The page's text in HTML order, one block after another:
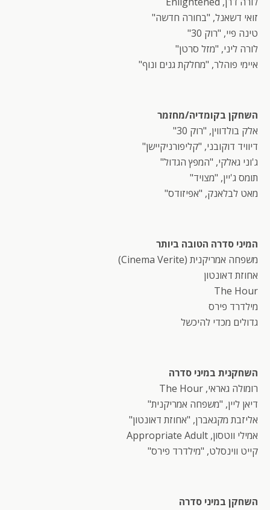
זואי דשאנל, "בחורה חדשה"
טינה פיי, "רוק 30"
לורה ליני, "מזל סרטן"
איימי פוהלר, "מחלקת גנים ונוף"
השחקן בקומדיה/מחזמר
אלק בולדווין, "רוק 30"
דיוויד דוקובני, "קליפורניקיישן"
ג'וני גאלקי, "המפץ הגדול"
תומס ג'יין, "מצויד"
מאט לבלאנק, "אפיזודס"
המיני סדרה הטובה ביותר
משפחה אמריקנית (Cinema Verite)
אחוזת דאונטון
The Hour
מילדרד פירס
גדולים מכדי להיכשל
השחקנית במיני סדרה
רומולה גאראי, The Hour
דיאן ליין, "משפחה אמריקנית"
אליזבת מקגאברן, "אחוזת דאונטון"
אמילי ווטסון, Appropriate Adult
קייט ווינסלט, "מילדרד פירס"
השחקן במיני סדרה